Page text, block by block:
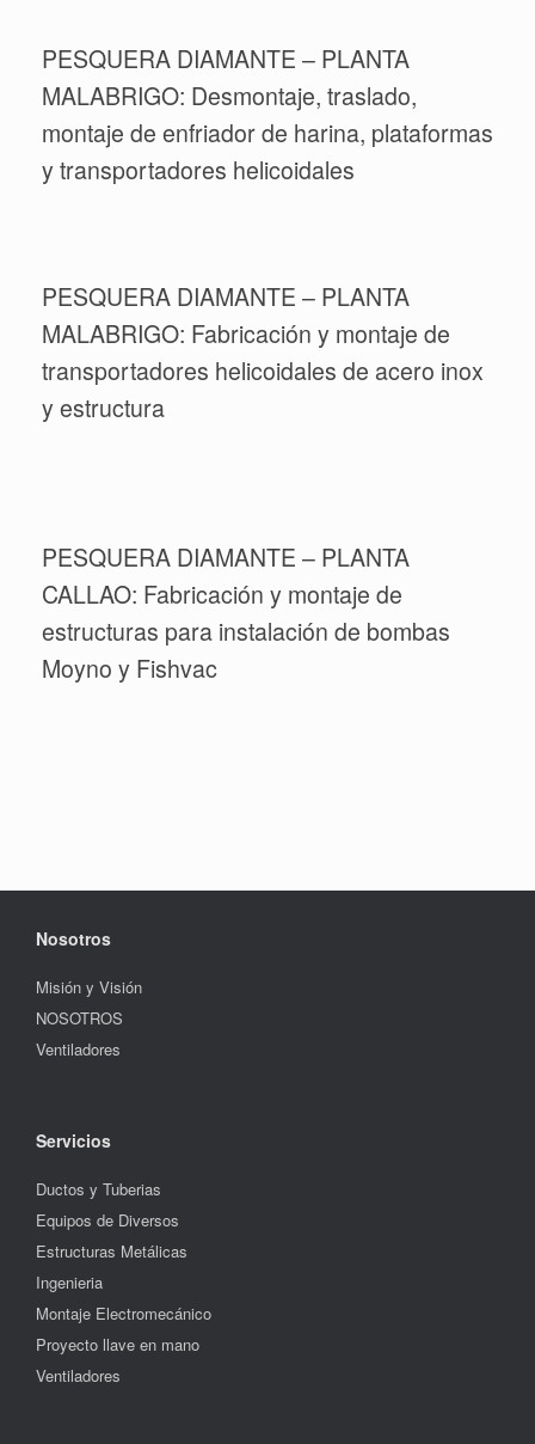
PESQUERA DIAMANTE – PLANTA
MALABRIGO: Desmontaje, traslado,
montaje de enfriador de harina, plataformas
y transportadores helicoidales
PESQUERA DIAMANTE – PLANTA
MALABRIGO: Fabricación y montaje de
transportadores helicoidales de acero inox
y estructura
PESQUERA DIAMANTE – PLANTA
CALLAO: Fabricación y montaje de
estructuras para instalación de bombas
Moyno y Fishvac
Nosotros
Misión y Visión
NOSOTROS
Ventiladores
Servicios
Ductos y Tuberias
Equipos de Diversos
Estructuras Metálicas
Ingenieria
Montaje Electromecánico
Proyecto llave en mano
Ventiladores